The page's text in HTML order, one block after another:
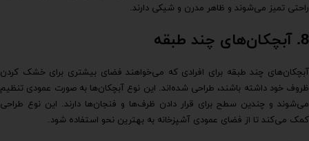
راحتی تمیز می‌شوند و ظاهر مدرن و شیکی دارند.
8. آبچکان‌های چند طبقه
آبچکان‌های چند طبقه برای افرادی که می‌خواهند فضای بیشتری برای خشک کردن
ظروف خود داشته باشند، طراحی شده‌اند. این نوع آبچکان‌ها به صورت عمودی تنظیم
می‌شوند و چندین سطح برای قرار دادن ظرف‌ها و فنجان‌ها دارند. این نوع طراحی
کمک می‌کند تا از فضای عمودی آشپزخانه به بهترین نحو استفاده شود.